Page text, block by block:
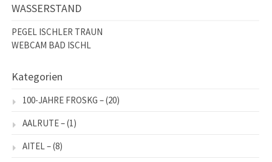
WASSERSTAND
PEGEL ISCHLER TRAUN
WEBCAM BAD ISCHL
Kategorien
100-JAHRE FROSKG –(20)
AALRUTE –(1)
AITEL –(8)